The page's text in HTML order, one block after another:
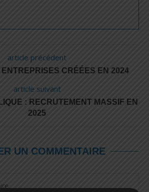
article précédent
ENTREPRISES CRÉÉES EN 2024
article suivant
: RECRUTEMENT MASSIF EN
2025
UN COMMENTAIRE